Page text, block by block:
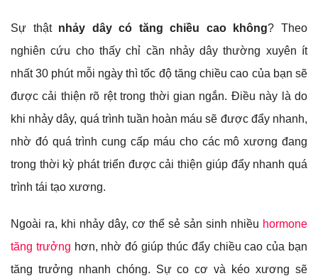
Sự thật nhảy dây có tăng chiều cao không? Theo
nghiên cứu cho thấy chỉ cần nhảy dây thường xuyên ít
nhất 30 phút mỗi ngày thì tốc độ tăng chiều cao của bạn sẽ
được cải thiện rõ rệt trong thời gian ngắn. Điều này là do
khi nhảy dây, quá trình tuần hoàn máu sẽ được đẩy nhanh,
nhờ đó quá trình cung cấp máu cho các mô xương đang
trong thời kỳ phát triển được cải thiện giúp đẩy nhanh quá
trình tái tạo xương.
Ngoài ra, khi nhảy dây, cơ thể sẻ sản sinh nhiều hormone
tăng trưởng hơn, nhờ đó giúp thúc đẩy chiều cao của bạn
tăng trưởng nhanh chóng. Sự co cơ và kéo xương sẽ